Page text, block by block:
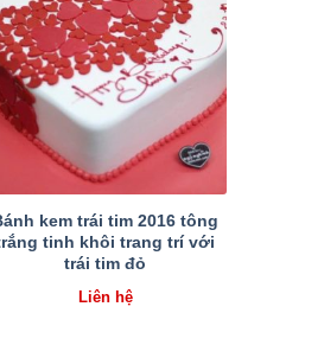
kem trái tim 2016 tông
tinh khôi trang trí với
trái tim đỏ
Liên hệ